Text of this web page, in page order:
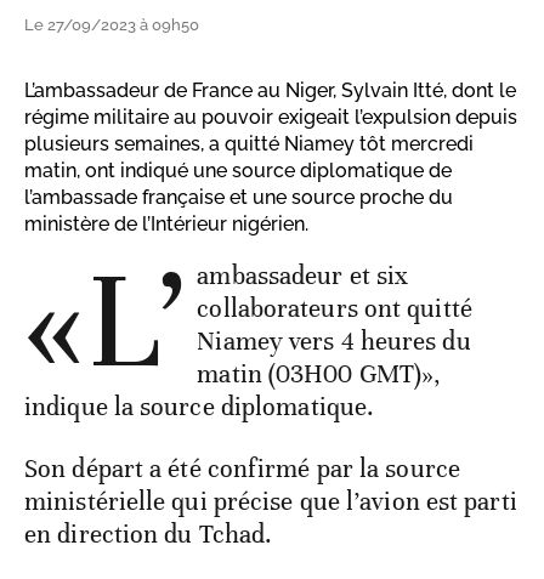
Le 27/09/2023 à 09h50
L’ambassadeur de France au Niger, Sylvain Itté, dont le
régime militaire au pouvoir exigeait l’expulsion depuis
plusieurs semaines, a quitté Niamey tôt mercredi
matin, ont indiqué une source diplomatique de
l’ambassade française et une source proche du
ministère de l’Intérieur nigérien.
«L’ ambassadeur et six
collaborateurs ont quitté
Niamey vers 4 heures du
matin (03H00 GMT)»,
indique la source diplomatique.
Son départ a été confirmé par la source
ministérielle qui précise que l’avion est parti
en direction du Tchad.